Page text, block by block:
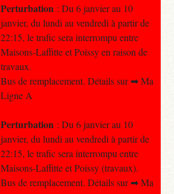
Perturbation : Du 6 janvier au 10
janvier, du lundi au vendredi à partir de
22:15, le trafic sera interrompu entre
Maisons-Laffitte et Poissy en raison de
travaux.
Bus de remplacement. Détails sur ➡ Ma
Ligne A
Perturbation : Du 6 janvier au 10
janvier, du lundi au vendredi à partir de
22:15, le trafic sera interrompu entre
Maisons-Laffitte et Poissy (travaux).
Bus de remplacement. Détails sur ➡ Ma